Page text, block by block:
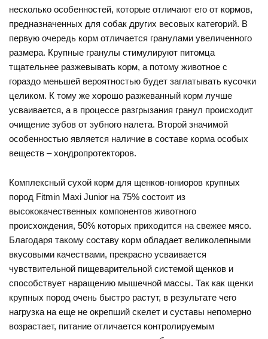
несколько особенностей, которые отличают его от кормов,
предназначенных для собак других весовых категорий. В
первую очередь корм отличается гранулами увеличенного
размера. Крупные гранулы стимулируют питомца
тщательнее разжевывать корм, а потому животное с
гораздо меньшей вероятностью будет заглатывать кусочки
целиком. К тому же хорошо разжеванный корм лучше
усваивается, а в процессе разгрызания гранул происходит
очищение зубов от зубного налета. Второй значимой
особенностью является наличие в составе корма особых
веществ – хондропротекторов.
Комплексный сухой корм для щенков-юниоров крупных
пород Fitmin Maxi Junior на 75% состоит из
высококачественных компонентов животного
происхождения, 50% которых приходится на свежее мясо.
Благодаря такому составу корм обладает великолепными
вкусовыми качествами, прекрасно усваивается
чувствительной пищеварительной системой щенков и
способствует наращению мышечной массы. Так как щенки
крупных пород очень быстро растут, в результате чего
нагрузка на еще не окрепший скелет и суставы непомерно
возрастает, питание отличается контролируемым